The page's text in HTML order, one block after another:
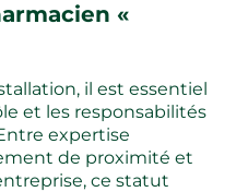
«
il est essentiel
et les responsabilités
expertise
de proximité et
ce statut